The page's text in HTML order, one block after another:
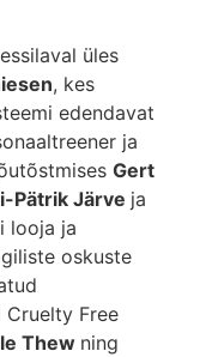
üles
, kes
edendavat
ja
Gert
Pätrik Järve ja
looja ja
oskuste
Cruelty Free
Thew ning